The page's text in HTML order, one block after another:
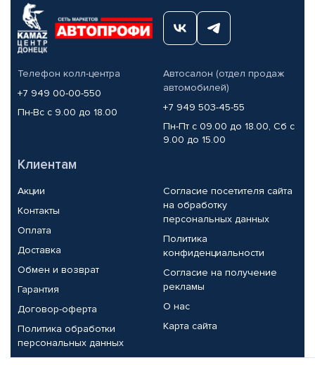
Телефон колл-центра
+7 949 00-00-550
Пн-Вс с 9.00 до 18.00
Автосалон (отдел продаж
автомобилей)
+7 949 503-45-55
Пн-Пт с 09.00 до 18.00, Сб с
9.00 до 15.00
Клиентам
Акции
Контакты
Оплата
Доставка
Обмен и возврат
Гарантия
Договор-оферта
Политика обработки
персональных данных
Согласие посетителя сайта
на обработку
персональных данных
Политика
конфиденциальности
Согласие на получение
рекламы
О нас
Карта сайта